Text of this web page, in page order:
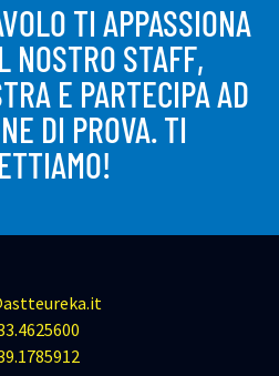
TI APPASSIONA
NOSTRO STAFF,
E PARTECIPA AD
DI PROVA. TI